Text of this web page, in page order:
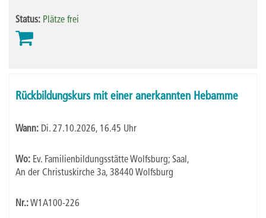
Status: Plätze frei
Rückbildungskurs mit einer anerkannten Hebamme
Wann: Di. 27.10.2026, 16.45 Uhr
Wo: Ev. Familienbildungsstätte Wolfsburg; Saal,
An der Christuskirche 3a, 38440 Wolfsburg
Nr.:W1A100-226